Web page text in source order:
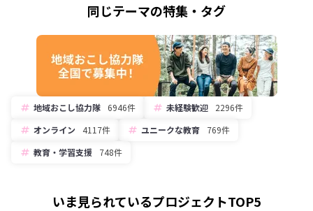
同じテーマの特集・タグ
地域おこし協力隊 6946件 未経験歓迎
2296件
オンライン
4117件 ユニークな教育
769件
教育・学習支援
748件
いま見られているプロジェクトTOP5